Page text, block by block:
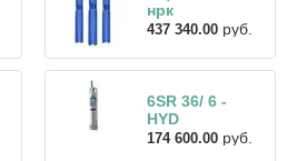
нрк
437 340.00 руб.
6SR 36/ 6 -
HYD
174 600.00 руб.